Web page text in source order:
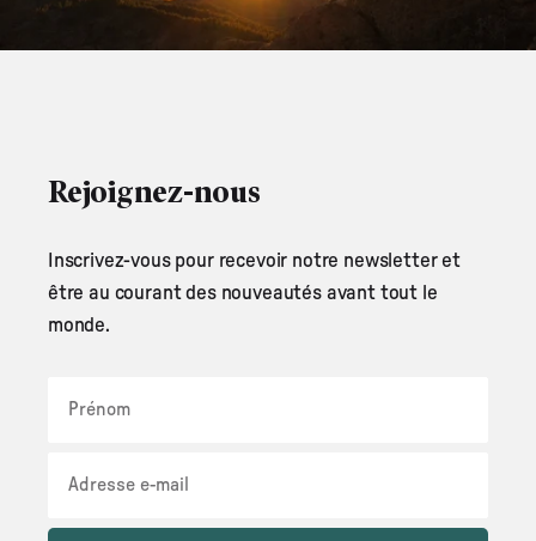
Rejoignez-nous
Inscrivez-vous pour recevoir notre newsletter et
être au courant des nouveautés avant tout le
monde.